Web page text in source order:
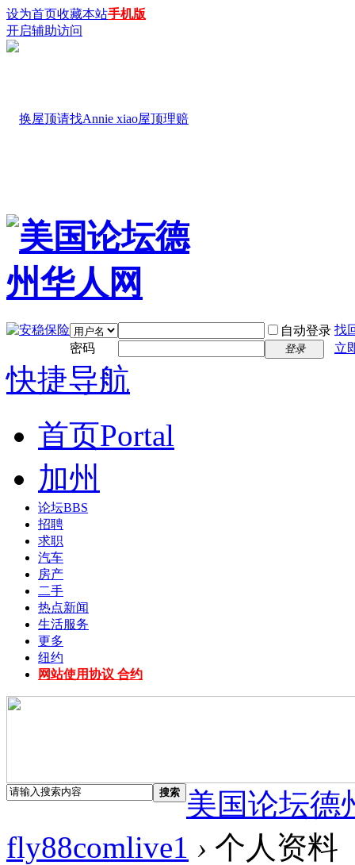
设为首页收藏本站手机版
开启辅助访问
自动登录 找
密码
登录 立
快捷导航
首页Portal
加州
论坛BBS
招聘
求职
汽车
房产
二手
热点新闻
生活服务
更多
纽约
网站使用协议 合约
搜索
美国论坛德
fly88comlive1 › 个人资料